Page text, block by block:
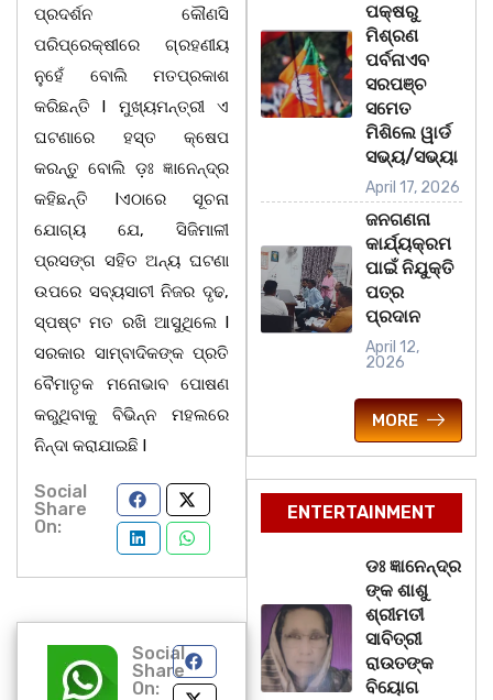
ପ୍ରଦର୍ଶନ କୌଣସି
ପରିପ୍ରେକ୍ଷୀରେ ଗ୍ରହଣୀୟ
ନୁହେଁ ବୋଲି ମତପ୍ରକାଶ
କରିଛନ୍ତି l ମୁଖ୍ୟମନ୍ତ୍ରୀ ଏ
ଘଟଣାରେ ହସ୍ତ କ୍ଷେପ
କରନ୍ତୁ ବୋଲି ଡ଼ଃ ଜ୍ଞାନେନ୍ଦ୍ର
କହିଛନ୍ତି lଏଠାରେ ସୂଚନା
ଯୋଗ୍ୟ ଯେ, ସିଜିମାଳୀ
ପ୍ରସଙ୍ଗ ସହିତ ଅନ୍ୟ ଘଟଣା
ଉପରେ ସବ୍ୟସାଚୀ ନିଜର ଦୃଢ,
ସ୍ପଷ୍ଟ ମତ ରଖି ଆସୁଥିଲେ l
ସରକାର ସାମ୍ବାଦିକଙ୍କ ପ୍ରତି
ବୈମାତୃକ ମନୋଭାବ ପୋଷଣ
କରୁଥିବାକୁ ବିଭିନ୍ନ ମହଲରେ
ନିନ୍ଦା କରାଯାଇଛି l
Social
Share
On:
Social
Share
On:
ପକ୍ଷରୁ
ମିଶ୍ରଣ
ପର୍ବନାଏବ
ସରପଞ୍ଚ
ସମେତ
ମିଶିଲେ ୱାର୍ଡ
ସଭ୍ୟ/ସଭ୍ୟା
April 17, 2026
ଜନଗଣନା
କାର୍ଯ୍ୟକ୍ରମ
ପାଇଁ ନିଯୁକ୍ତି
ପତ୍ର
ପ୍ରଦାନ
April 12,
2026
MORE
ENTERTAINMENT
ଡଃ ଜ୍ଞାନେନ୍ଦ୍ର
ଙ୍କ ଶାଶୁ
ଶ୍ରୀମତୀ
ସାବିତ୍ରୀ
ରାଉତଙ୍କ
ବିୟୋଗ